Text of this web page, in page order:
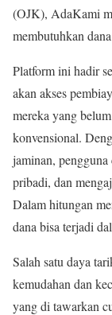
(OJK), AdaKami
membutuhkan
Platform ini hadir
akan akses
mereka yang
konvensional.
jaminan,
pribadi, dan
Dalam hitungan
dana bisa terjadi
Salah satu daya
kemudahan dan
yang di tawarkan